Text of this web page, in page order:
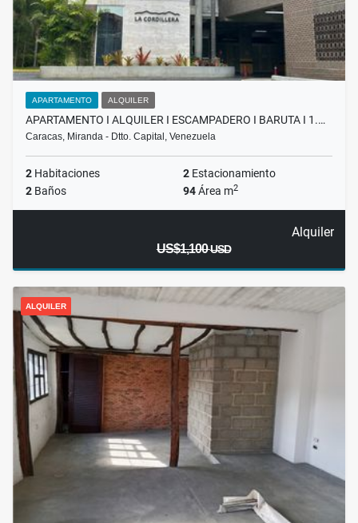
APARTAMENTO ALQUILER
APARTAMENTO I ALQUILER I ESCAMPADERO I BARUTA I 1.…
Caracas, Miranda - Dtto. Capital, Venezuela
2 Habitaciones 2 Estacionamiento
2 Baños 94Área m2
Alquiler
US$1,100USD
ALQUILER